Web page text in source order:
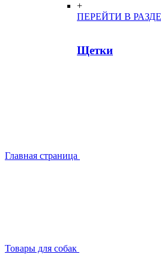
+
ПЕРЕЙТИ В
Щетки
Главная страница
Товары для собак